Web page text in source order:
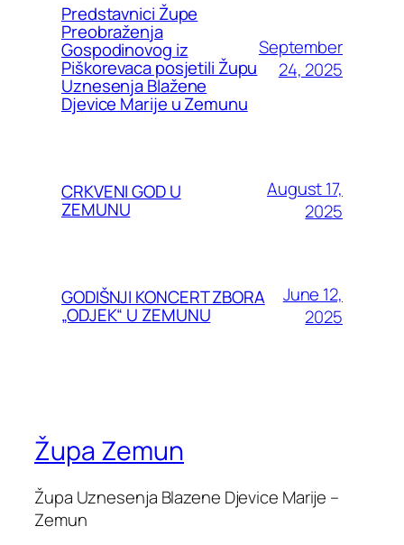
Predstavnici Župe
Preobraženja
Gospodinovog iz
Piškorevaca posjetili Župu
Uznesenja Blažene
Djevice Marije u Zemunu
September
24, 2025
CRKVENI GOD U
ZEMUNU
August 17,
2025
GODIŠNJI KONCERT ZBORA
„ODJEK“ U ZEMUNU
June 12,
2025
Župa Zemun
Župa Uznesenja Blazene Djevice Marije –
Zemun